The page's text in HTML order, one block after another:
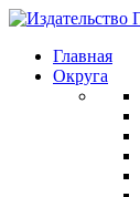
Главная
Округа